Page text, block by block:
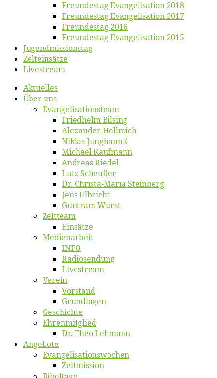
Freun­des­tag Evan­ge­li­sa­ti­on 2018
Freun­des­tag Evan­ge­li­sa­ti­on 2017
Freun­des­tag 2016
Freun­des­tag Evan­ge­li­sa­ti­on 2015
Jugend­mis­sions­tag
Zelt­ein­sät­ze
Live­stream
Ak­tu­el­les
Über uns
Evangelisa­tions­team
Fried­helm Bilsing
Alex­an­der Hellmich
Ni­klas Junghannß
Mi­cha­el Kaufmann
An­dre­as Riedel
Lutz Scheuf­ler
Dr. Chris­­ta-Ma­ria Steinberg
Jens Ulb­richt
Gun­tram Wurst
Zelt­team
Ein­sät­ze
Me­di­en­ar­beit
INFO
Ra­dio­sen­dung
Live­stream
Ver­ein
Vor­stand
Grund­la­gen
Ge­schich­te
Eh­ren­mit­glied
Dr. Theo Lehmann
An­ge­bo­te
Evangelisa­tions­wo­chen
Zelt­mis­si­on